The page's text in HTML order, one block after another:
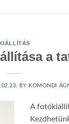
a
BY KOMONDI
A